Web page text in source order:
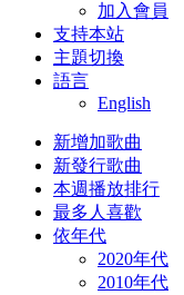
加入會員
支持本站
主題切換
語言
English
新增加歌曲
新發行歌曲
本週播放排行
最多人喜歡
依年代
2020年代
2010年代